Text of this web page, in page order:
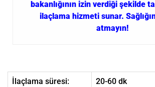
bakanlığının izin verdiği şekilde
ilaçlama hizmeti sunar.
atmayın!
İlaçlama süresi: 20-60 dk